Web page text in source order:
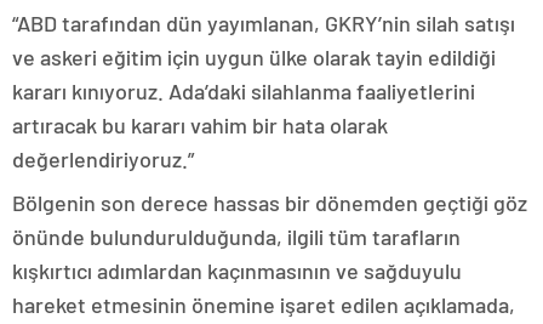
“ABD tarafından dün yayımlanan, GKRY’nin silah satışı
ve askeri eğitim için uygun ülke olarak tayin edildiği
kararı kınıyoruz. Ada’daki silahlanma faaliyetlerini
artıracak bu kararı vahim bir hata olarak
değerlendiriyoruz.”
Bölgenin son derece hassas bir dönemden geçtiği göz
önünde bulundurulduğunda, ilgili tüm tarafların
kışkırtıcı adımlardan kaçınmasının ve sağduyulu
hareket etmesinin önemine işaret edilen açıklamada,